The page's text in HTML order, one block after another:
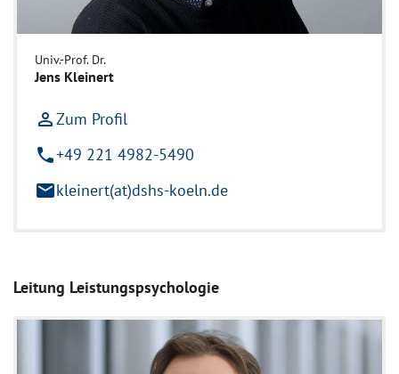
Univ.-Prof. Dr.
Jens Kleinert
person_outlineZum Profil
phone+49 221 4982-5490
mailkleinert(at)dshs-koeln.de
Leitung Leistungspsychologie